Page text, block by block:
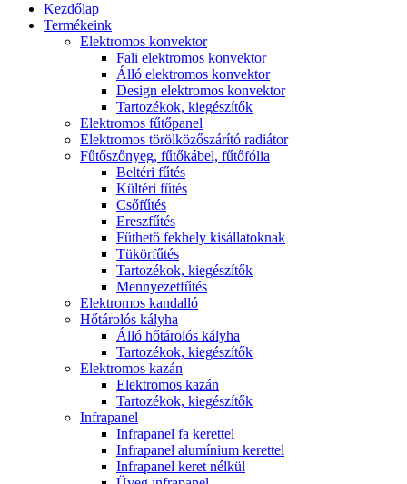
Kezdőlap
Termékeink
Elektromos konvektor
Fali elektromos konvektor
Álló elektromos konvektor
Design elektromos konvektor
Tartozékok, kiegészítők
Elektromos fűtőpanel
Elektromos törölközőszárító radiátor
Fűtőszőnyeg, fűtőkábel, fűtőfólia
Beltéri fűtés
Kültéri fűtés
Csőfűtés
Ereszfűtés
Fűthető fekhely kisállatoknak
Tükörfűtés
Tartozékok, kiegészítők
Mennyezetfűtés
Elektromos kandalló
Hőtárolós kályha
Álló hőtárolós kályha
Tartozékok, kiegészítők
Elektromos kazán
Elektromos kazán
Tartozékok, kiegészítők
Infrapanel
Infrapanel fa kerettel
Infrapanel alumínium kerettel
Infrapanel keret nélkül